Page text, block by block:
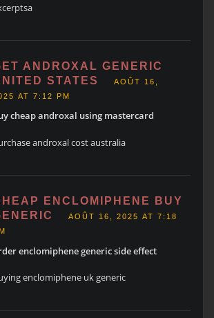
ANDROXAL GENERIC
STATES
AOÛT 16,
AT 7:12 PM
cheap androxal using mastercard
androxal cost australia
ENCLOMIPHENE BUY
AOÛT 16, 2025 AT 7:18
enclomiphene generic side effect
enclomiphene uk generic